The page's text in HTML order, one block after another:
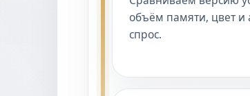
объём памяти, цвет и
спрос.